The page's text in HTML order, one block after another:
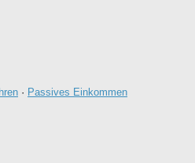
· Passives Einkommen